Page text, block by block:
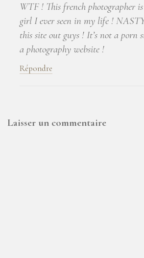
WTF ! This french photographer
girl I ever seen in my life !
this site out guys ! It’s not a porn
a photography website !
Répondre
Laisser un commentaire